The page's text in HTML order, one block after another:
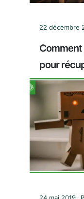
22 décembre
pour